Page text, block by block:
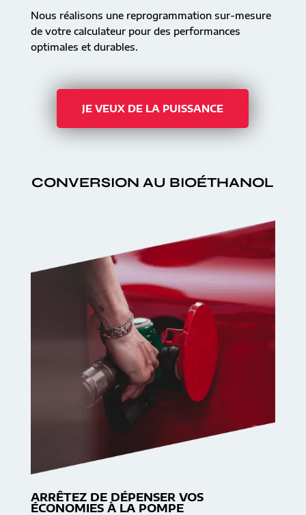
Nous réalisons une reprogrammation sur-mesure
de votre calculateur pour des performances
optimales et durables.
JE VEUX DE LA PUISSANCE
CONVERSION AU BIOÉTHANOL
ARRÊTEZ DE DÉPENSER VOS
ÉCONOMIES À LA POMPE